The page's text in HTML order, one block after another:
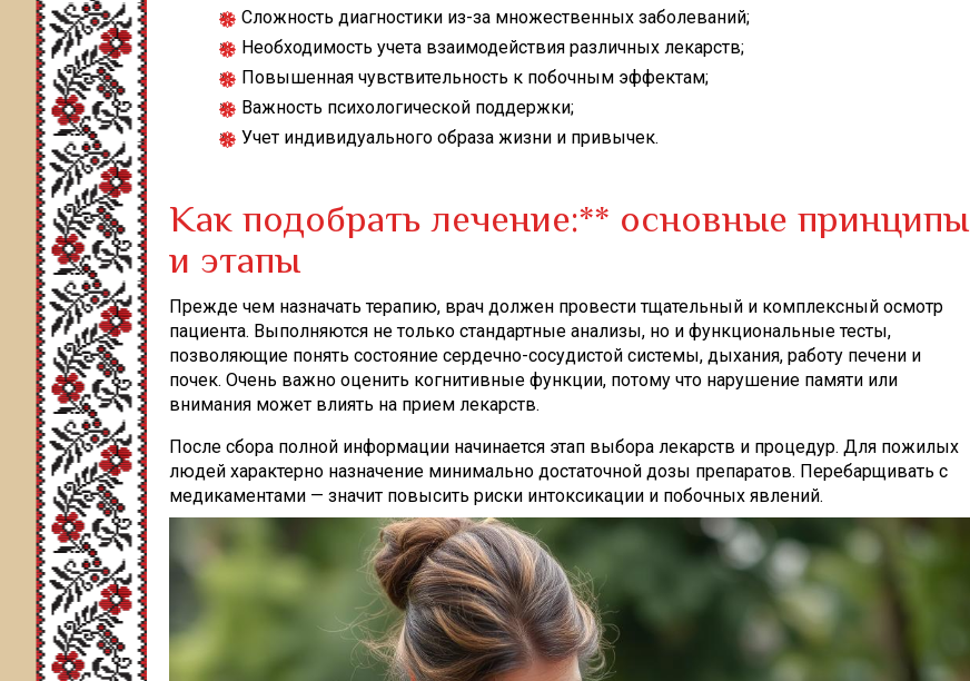
Сложность диагностики из-за множественных заболеваний;
Необходимость учета взаимодействия различных лекарств;
Повышенная чувствительность к побочным эффектам;
Важность психологической поддержки;
Учет индивидуального образа жизни и привычек.
Как подобрать лечение:** основные принципы
и этапы
Прежде чем назначать терапию, врач должен провести тщательный и комплексный осмотр
пациента. Выполняются не только стандартные анализы, но и функциональные тесты,
позволяющие понять состояние сердечно-сосудистой системы, дыхания, работу печени и
почек. Очень важно оценить когнитивные функции, потому что нарушение памяти или
внимания может влиять на прием лекарств.
После сбора полной информации начинается этап выбора лекарств и процедур. Для пожилых
людей характерно назначение минимально достаточной дозы препаратов. Перебарщивать с
медикаментами — значит повысить риски интоксикации и побочных явлений.